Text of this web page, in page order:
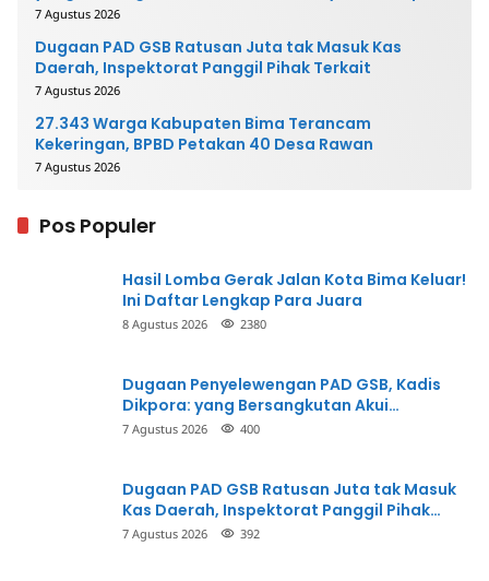
Mengembalikan Uang
7 Agustus 2026
Dugaan PAD GSB Ratusan Juta tak Masuk Kas
Daerah, Inspektorat Panggil Pihak Terkait
7 Agustus 2026
27.343 Warga Kabupaten Bima Terancam
Kekeringan, BPBD Petakan 40 Desa Rawan
7 Agustus 2026
Pos Populer
Hasil Lomba Gerak Jalan Kota Bima Keluar!
Ini Daftar Lengkap Para Juara
8 Agustus 2026 2380
Dugaan Penyelewengan PAD GSB, Kadis
Dikpora: yang Bersangkutan Akui
Perbuatannya dan Siap Mengembalikan
7 Agustus 2026 400
Dugaan PAD GSB Ratusan Juta tak Masuk
Kas Daerah, Inspektorat Panggil Pihak
Terkait
7 Agustus 2026 392